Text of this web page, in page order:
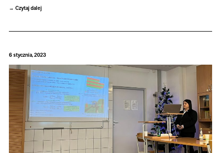
Czytaj dalej
6 stycznia, 2023